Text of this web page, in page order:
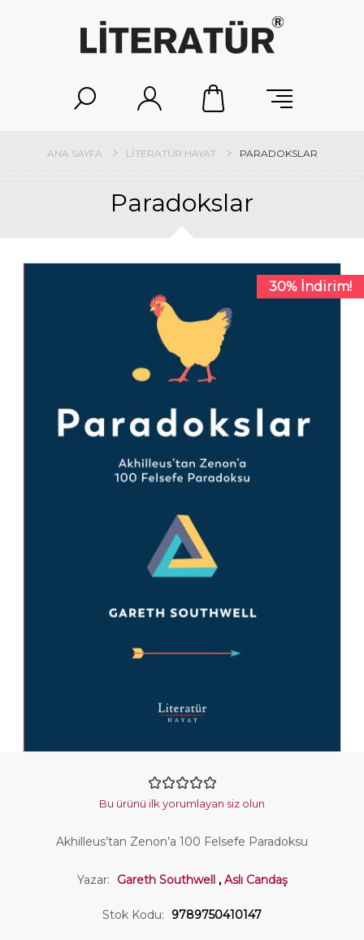
ANA SAYFA LITERATÜR HAYAT PARADOKSLAR
Paradokslar
30% İndirim!
Bu ürünü ilk yorumlayan siz olun
Akhilleus’tan Zenon’a 100 Felsefe Paradoksu
Yazar: Gareth Southwell , Aslı Candaş
Stok Kodu: 9789750410147